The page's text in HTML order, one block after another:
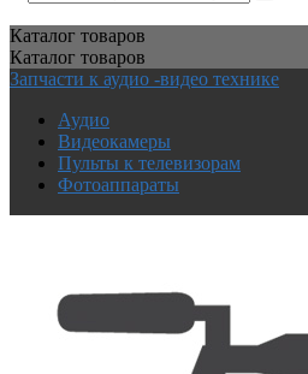
Каталог товаров
Каталог товаров
Запчасти к аудио -видео технике
Аудио
Видеокамеры
Пульты к телевизорам
Фотоаппараты